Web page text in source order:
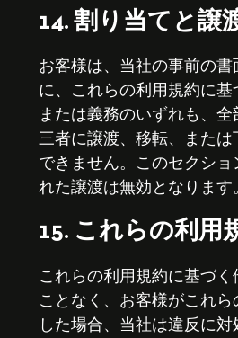
14. 割り当てと譲
お客様は、当社の事前の書
に、これらの利用規約に
または義務のいずれも、
三者に譲渡、移転、または
できません。このセクショ
れた譲渡は無効となります
15. これらの利用
これらの利用規約に基づく
ことなく、お客様がこれら
した場合、当社は違反に対